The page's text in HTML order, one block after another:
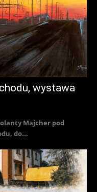
wystawa
Majcher pod
do...